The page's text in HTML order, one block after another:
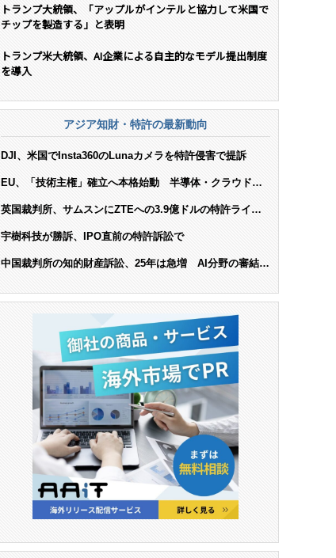
トランプ大統領、「アップルがインテルと協力して米国で
チップを製造する」と表明
トランプ米大統領、AI企業による自主的なモデル提出制度
を導入
アジア知財・特許の最新動向
DJI、米国でInsta360のLunaカメラを特許侵害で提訴
EU、「技術主権」確立へ本格始動 半導体・クラウド・
英国裁判所、サムスンにZTEへの3.9億ドルの特許ライセ
宇樹科技が勝訴、IPO直前の特許訴訟で
中国裁判所の知的財産訴訟、25年は急増 AI分野の審結件